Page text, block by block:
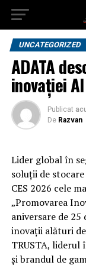
UNCATEGORIZED
ADATA
inovației
Publicat
De Razvan
Lider global în
soluții de
CES 2026 cele
„Promovarea
aniversare de 25
inovații alături
TRUSTA,
și brandul de